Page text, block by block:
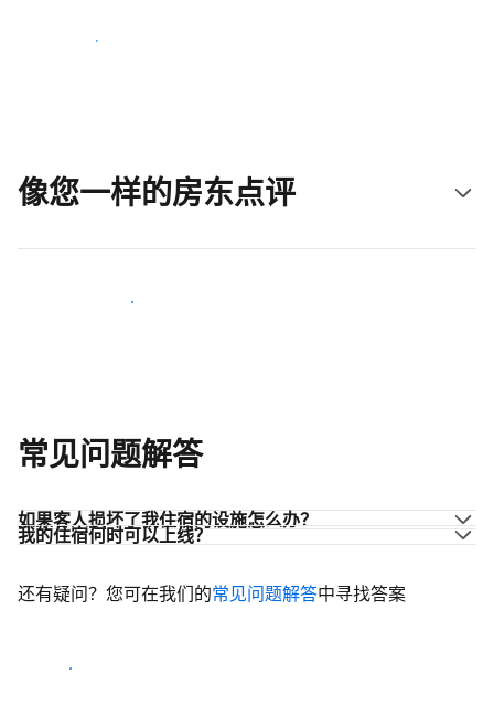
立即触达新客人
像您一样的房东点评
加入和您类似的房东行类
常见问题解答
如果客人损坏了我住宿的设施怎么办？
我的住宿何时可以上线？
还有疑问？您可在我们的常见问题解答中寻找答案
开始迎客